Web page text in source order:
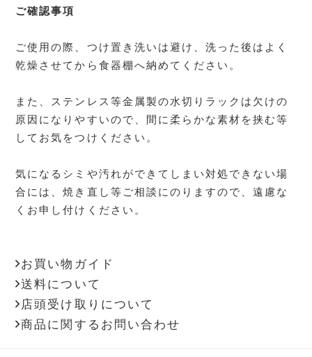
ご確認事項
ご使用の際、つけ置き洗いは避け、洗った後はよく
乾燥させてから食器棚へ納めてください。
また、ステンレス等金属製の水切りラックは欠けの
原因になりやすいので、間に柔らかな素材を挟む等
してお気をつけください。
気になるシミや汚れができてしまい対処できない場
合には、焼き直し等ご相談にのりますので、遠慮な
くお申し付けください。
お買い物ガイド
送料について
店頭受け取りについて
商品に関するお問い合わせ